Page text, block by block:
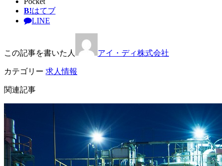
B!はてブ
LINE
この記事を書いた人 アイ・ディ株式会社
カテゴリー 求人情報
関連記事